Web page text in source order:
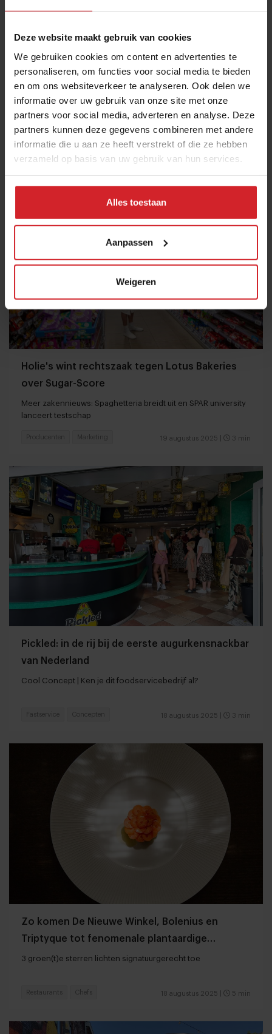
Deze website maakt gebruik van cookies
We gebruiken cookies om content en advertenties te
personaliseren, om functies voor social media te bieden
en om ons websiteverkeer te analyseren. Ook delen we
informatie over uw gebruik van onze site met onze
partners voor social media, adverteren en analyse. Deze
partners kunnen deze gegevens combineren met andere
informatie die u aan ze heeft verstrekt of die ze hebben
verzameld op basis van uw gebruik van hun services.
Alles toestaan
Aanpassen
Weigeren
7 foodhypes die ten dode zijn opgeschreven
en hun 7 opvolgers
Crompouce maakt plaats voor pistache croissant, 'groene'
19 augustus 2025| 4 min
Gastronomie Chefs
Holie's wint rechtszaak tegen Lotus Bakeries
over Sugar-Score
Meer zakennieuws: Spaghetteria breidt uit en SPAR university
lanceert testschap
19 augustus 2025 3 min
Producenten Marketing
Pickled: in de rij bij de eerste augurkensnackbar
van Nederland
Cool Concept | Ken je dit foodservicebedrijf al?
18 augustus 2025 3 min
Fastservice Concepten
Zo komen De Nieuwe Winkel, Bolenius en
Triptyque tot fenomenale plantaardige
gerechten
3 groen(t)e sterren lichten signatuurgerecht toe
18 augustus 2025 5 min
Restaurants Chefs